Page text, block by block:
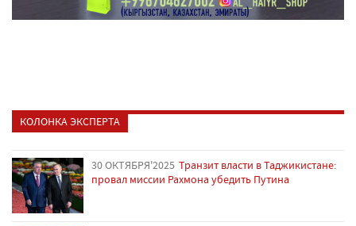
КОЛОНКА ЭКСПЕРТА
30 ОКТЯБРЯ'2025 Транзит власти в Таджикистане:
провал миссии Рахмона убедить Путина